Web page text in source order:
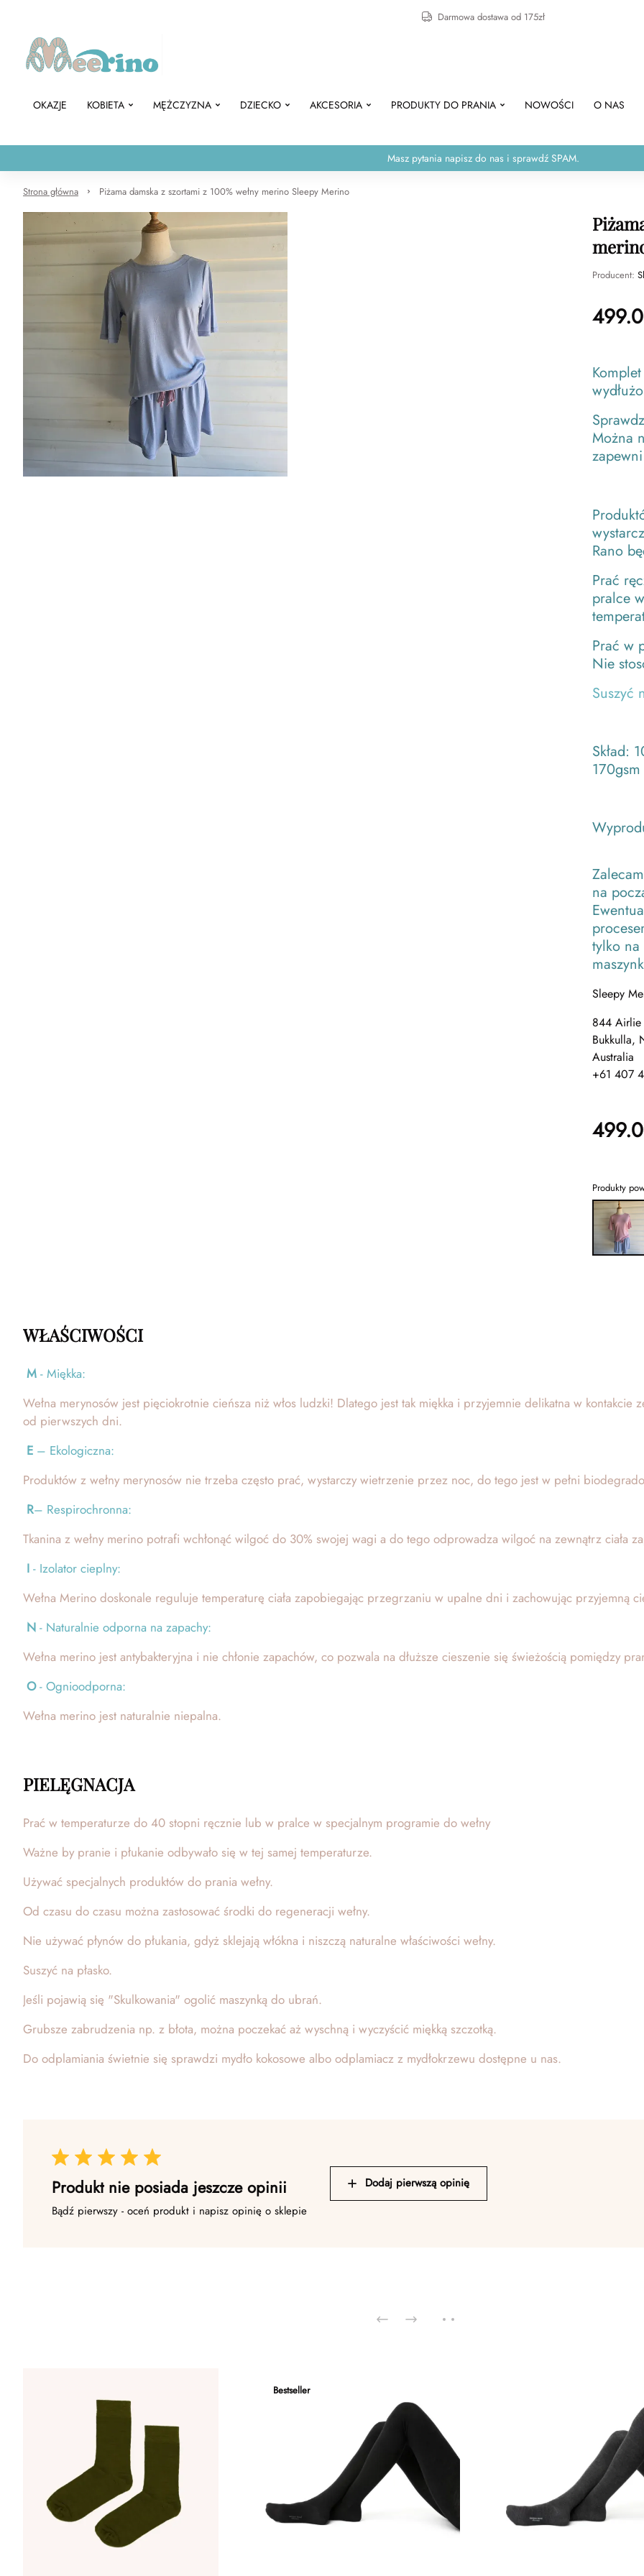
Darmowa dostawa od 175zł
OKAZJE KOBIETA MĘŻCZYZNA DZIECKO AKCESORIA PRODUKTY DO PRANIA NOWOŚCI O NAS
Masz pytania napisz do nas i sprawdź SPAM.
Strona główna Piżama damska z szortami z 100% wełny merino Sleepy Merino
Producent:
Można
Rano
Prać
pralce
Prać w
Nie
Suszyć
Skład:
170gsm
na
tylko
Sleepy
844 Airlie
Bukkulla,
Australia
+61 407
Produkty
WŁAŚCIWOŚCI
M - Miękka:
Wełna merynosów jest pięciokrotnie cieńsza niż włos ludzki! Dlatego jest tak miękka i przyjemnie delikatna w kontakcie
od pierwszych dni.
E – Ekologiczna:
Produktów z wełny merynosów nie trzeba często prać, wystarczy wietrzenie przez noc, do tego jest w pełni
R– Respirochronna:
Tkanina z wełny merino potrafi wchłonąć wilgoć do 30% swojej wagi a do tego odprowadza wilgoć na zewnątrz ciała
I - Izolator cieplny:
Wełna Merino doskonale reguluje temperaturę ciała zapobiegając przegrzaniu w upalne dni i zachowując przyjemną
N - Naturalnie odporna na zapachy:
Wełna merino jest antybakteryjna i nie chłonie zapachów, co pozwala na dłuższe cieszenie się świeżością pomiędzy
O- Ognioodporna:
Wełna merino jest naturalnie niepalna.
PIELĘGNACJA
Prać w temperaturze do 40 stopni ręcznie lub w pralce w specjalnym programie do wełny
Ważne by pranie i płukanie odbywało się w tej samej temperaturze.
Używać specjalnych produktów do prania wełny.
Od czasu do czasu można zastosować środki do regeneracji wełny.
Nie używać płynów do płukania, gdyż sklejają włókna i niszczą naturalne właściwości wełny.
Suszyć na płasko.
Jeśli pojawią się "Skulkowania" ogolić maszynką do ubrań.
Grubsze zabrudzenia np. z błota, można poczekać aż wyschną i wyczyścić miękką szczotką.
Do odplamiania świetnie się sprawdzi mydło kokosowe albo odplamiacz z mydłokrzewu dostępne u nas.
Produkt nie posiada jeszcze opinii
Bądź pierwszy - oceń produkt i napisz opinię o sklepie
Dodaj pierwszą opinię
Bestseller